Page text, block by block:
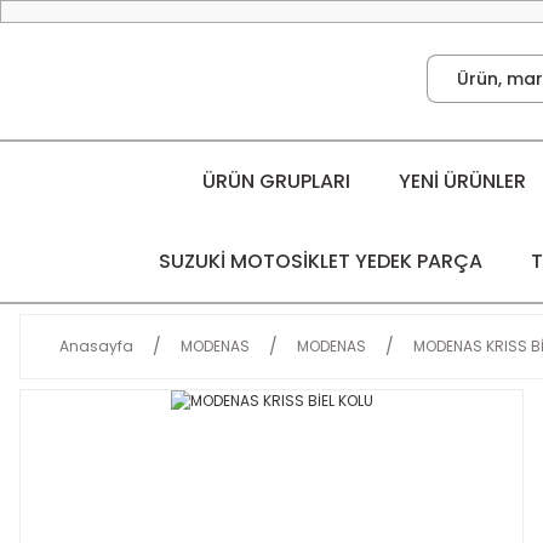
ÜRÜN GRUPLARI YENİ ÜRÜNLER
SUZUKİ MOTOSİKLET YEDEK PARÇA
Anasayfa MODENAS MODENAS MODENAS KRISS